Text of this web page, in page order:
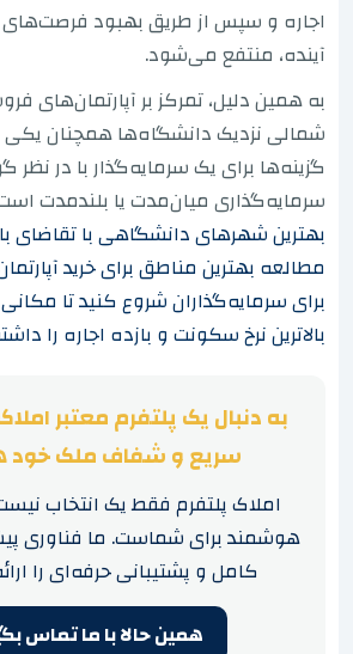
اجاره و سپس از طریق بهبود
آینده، منتفع می‌شود.
به همین دلیل، تمرکز بر آپارتمان‌های
شمالی نزدیک دانشگاه‌ها همچنان یکی
گزینه‌ها برای یک سرمایه‌گذار با در نظر
سرمایه‌گذاری میان‌مدت یا بلندمدت
بهترین شهرهای دانشگاهی با تقاضای
مطالعه بهترین مناطق برای خرید
برای سرمایه‌گذاران شروع کنید تا
بالاترین نرخ سکونت و بازده اجاره را
به دنبال یک پلتفرم معتبر
سریع و شفاف ملک خود
املاک پلتفرم فقط یک انتخاب
هوشمند برای شماست. ما فناوری
کامل و پشتیبانی حرفه‌ای را
همین حالا با ما تماس